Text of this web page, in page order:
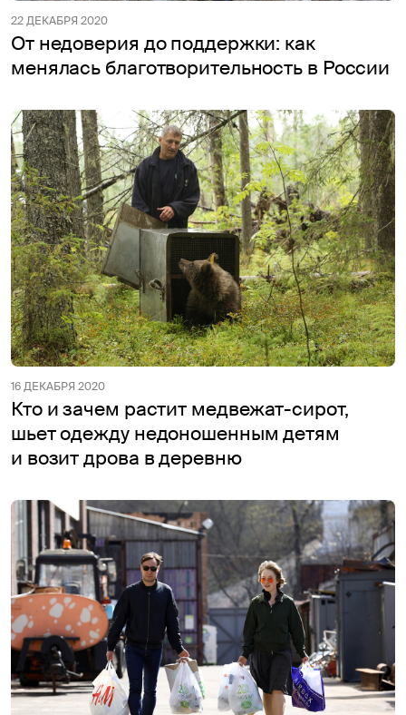
22 ДЕКАБРЯ 2020
От недоверия до поддержки: как
менялась благотворительность в России
16 ДЕКАБРЯ 2020
Кто и зачем растит медвежат-сирот,
шьет одежду недоношенным детям
и возит дрова в деревню